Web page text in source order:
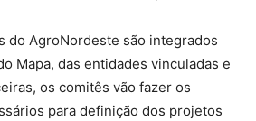
do AgroNordeste são integrados
Mapa, das entidades vinculadas e
os comitês vão fazer os
para definição dos projetos